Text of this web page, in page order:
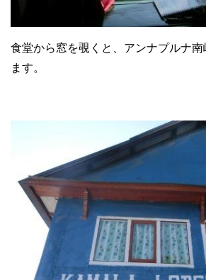
食堂から窓を覗くと、アンナプルナ
ます。